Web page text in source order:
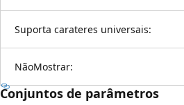
Suporta carateres universais:
NãoMostrar:
Conjuntos de parâmetros